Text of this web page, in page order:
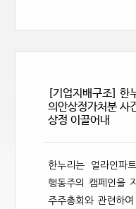
[기업지배구조] 한
의안상정가처분 사
상정 이끌어내
한누리는 얼라인파
행동주의 캠페인을
주주총회와 관련하